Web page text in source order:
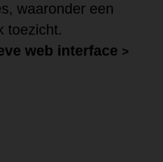
waaronder een
toezicht.
web interface >